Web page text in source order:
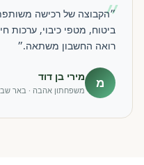
״
״הקבוצה של רכישה
ביטוח, מטפי כיבוי, ערכות
רואה החשבון משתאה.״
מ מירי בן דוד
משפחתון אהבה · באר